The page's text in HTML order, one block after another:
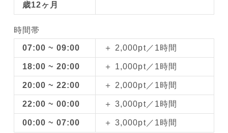
歳12ヶ月
時間帯
07:00 ~ 09:00 ＋ 2,000pt／1時間
18:00 ~ 20:00 ＋ 1,000pt／1時間
20:00 ~ 22:00 ＋ 2,000pt／1時間
22:00 ~ 00:00 ＋ 3,000pt／1時間
00:00 ~ 07:00 ＋ 3,000pt／1時間